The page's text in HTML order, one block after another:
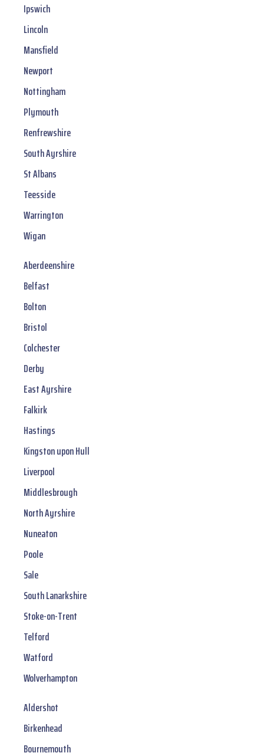
Ipswich
Lincoln
Mansfield
Newport
Nottingham
Plymouth
Renfrewshire
South Ayrshire
St Albans
Teesside
Warrington
Wigan
Aberdeenshire
Belfast
Bolton
Bristol
Colchester
Derby
East Ayrshire
Falkirk
Hastings
Kingston upon Hull
Liverpool
Middlesbrough
North Ayrshire
Nuneaton
Poole
Sale
South Lanarkshire
Stoke-on-Trent
Telford
Watford
Wolverhampton
Aldershot
Birkenhead
Bournemouth